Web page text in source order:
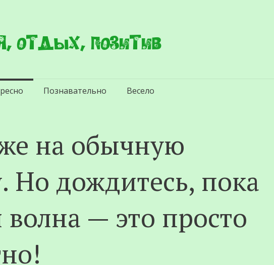
отдых, позитив
Познавательно Весело
на обычную
Но дождитесь, пока
волна — это просто